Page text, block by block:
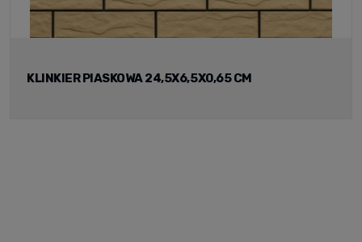
KLINKIER PIASKOWA 24,5X6,5X0,65 CM